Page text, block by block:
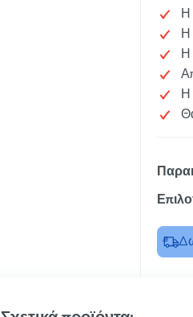
Η
Η
Η
Η